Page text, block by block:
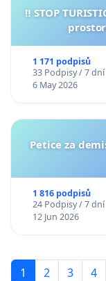
‼️ STOP
1 171 podpisů
33 Podpisy / 7 dní
6 May 2026
Petice za
1 816 podpisů
24 Podpisy / 7 dní
12 Jun 2026
1 2 3 4